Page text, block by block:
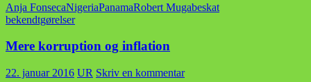
Anja FonsecaNigeriaPanamaRobert Mugabeskat
bekendtgørelser
Mere korruption og inflation
22. januar 2016 UR Skriv en kommentar